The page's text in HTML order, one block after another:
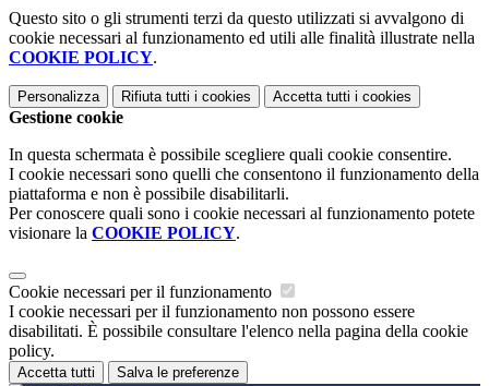
Questo sito o gli strumenti terzi da questo utilizzati si avvalgono di
cookie necessari al funzionamento ed utili alle finalità illustrate nella
COOKIE POLICY.
Personalizza Rifiuta tutti i cookies Accetta tutti i cookies
Gestione cookie
In questa schermata è possibile scegliere quali cookie consentire.
I cookie necessari sono quelli che consentono il funzionamento della
piattaforma e non è possibile disabilitarli.
Per conoscere quali sono i cookie necessari al funzionamento potete
visionare la COOKIE POLICY.
Cookie necessari per il funzionamento
I cookie necessari per il funzionamento non possono essere
disabilitati. È possibile consultare l'elenco nella pagina della cookie
policy.
Accetta tutti Salva le preferenze